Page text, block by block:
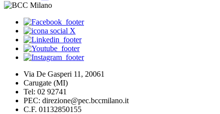
Via De Gasperi 11, 20061
Carugate (MI)
Tel: 02 92741
PEC: direzione@pec.bccmilano.it
C.F. 01132850155